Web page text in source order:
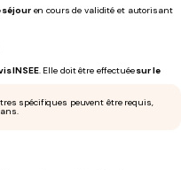
en cours de validité et autorisant
INSEE. Elle doit être effectuéesur le
spécifiques peuvent être requis,